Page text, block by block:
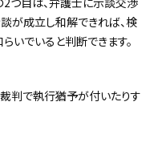
が成立し和解できれば、検
でいると判断できます。
判で執行猶予が付いたりす